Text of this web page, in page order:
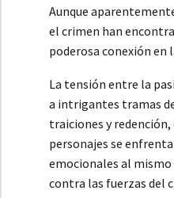
Aunque
el crimen han
poderosa conexión en
La tensión entre la
a intrigantes tramas
traiciones y redención,
personajes se
emocionales al
contra las fuerzas del